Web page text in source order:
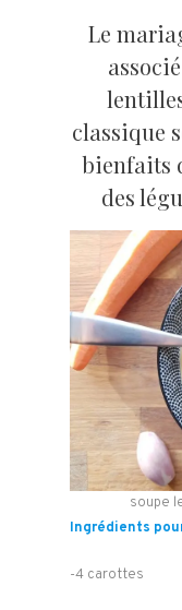
Le
classique
bienfaits
des
soupe
Ingrédients
-4 carottes